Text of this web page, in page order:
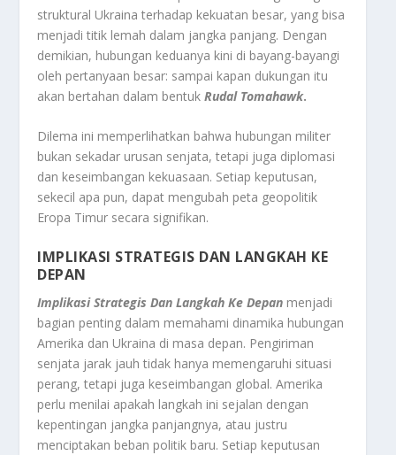
struktural Ukraina terhadap kekuatan besar, yang bisa
menjadi titik lemah dalam jangka panjang. Dengan
demikian, hubungan keduanya kini di bayang-bayangi
oleh pertanyaan besar: sampai kapan dukungan itu
akan bertahan dalam bentukRudal Tomahawk.
Dilema ini memperlihatkan bahwa hubungan militer
bukan sekadar urusan senjata, tetapi juga diplomasi
dan keseimbangan kekuasaan. Setiap keputusan,
sekecil apa pun, dapat mengubah peta geopolitik
Eropa Timur secara signifikan.
IMPLIKASI STRATEGIS DAN LANGKAH KE
DEPAN
Implikasi Strategis Dan Langkah Ke Depan menjadi
bagian penting dalam memahami dinamika hubungan
Amerika dan Ukraina di masa depan. Pengiriman
senjata jarak jauh tidak hanya memengaruhi situasi
perang, tetapi juga keseimbangan global. Amerika
perlu menilai apakah langkah ini sejalan dengan
kepentingan jangka panjangnya, atau justru
menciptakan beban politik baru. Setiap keputusan